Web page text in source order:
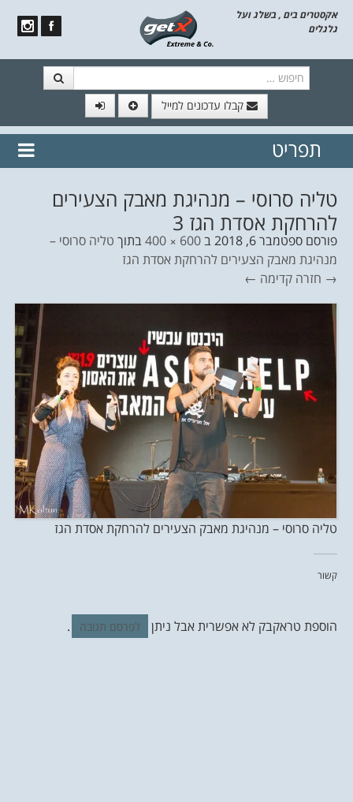
אקסטרים בים , בשלג ועל
גלגלים
קבלו עדכונים למייל
// הצטרף לרשימת תפוצה!
נשמח
תפריט
טליה סרוסי – מנהיגת מאבק הצעירים
להרחקת אסדת הגז 3
פורסם ספטמבר 6, 2018 ב600 × 400 בתוך טליה סרוסי –
מנהיגת מאבק הצעירים להרחקת אסדת הגז
→ חזרה קדימה ←
טליה סרוסי – מנהיגת מאבק הצעירים להרחקת אסדת הגז
קשור
הוספת טראקבק לא אפשרית אבל ניתן לפרסם תגובה .